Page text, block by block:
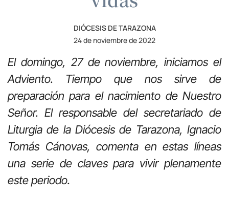
DIÓCESIS DE TARAZONA
24 de noviembre de 2022
El domingo, 27 de noviembre, iniciamos el
Adviento. Tiempo que nos sirve de
preparación para el nacimiento de Nuestro
Señor. El responsable del secretariado de
Liturgia de la Diócesis de Tarazona, Ignacio
Tomás Cánovas, comenta en estas líneas
una serie de claves para vivir plenamente
este periodo.